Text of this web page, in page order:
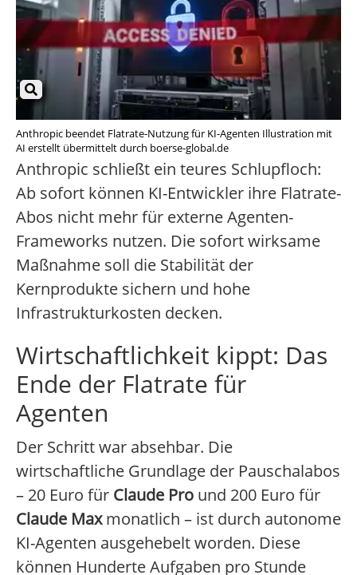
Anthropic beendet Flatrate-Nutzung für KI-Agenten Illustration mit
AI erstellt übermittelt durch boerse-global.de
Anthropic schließt ein teures Schlupfloch:
Ab sofort können KI-Entwickler ihre Flatrate-
Abos nicht mehr für externe Agenten-
Frameworks nutzen. Die sofort wirksame
Maßnahme soll die Stabilität der
Kernprodukte sichern und hohe
Infrastrukturkosten decken.
Wirtschaftlichkeit kippt: Das
Ende der Flatrate für
Agenten
Der Schritt war absehbar. Die
wirtschaftliche Grundlage der Pauschalabos
– 20 Euro für Claude Pro und 200 Euro für
Claude Maxmonatlich – ist durch autonome
KI-Agenten ausgehebelt worden. Diese
können Hunderte Aufgaben pro Stunde